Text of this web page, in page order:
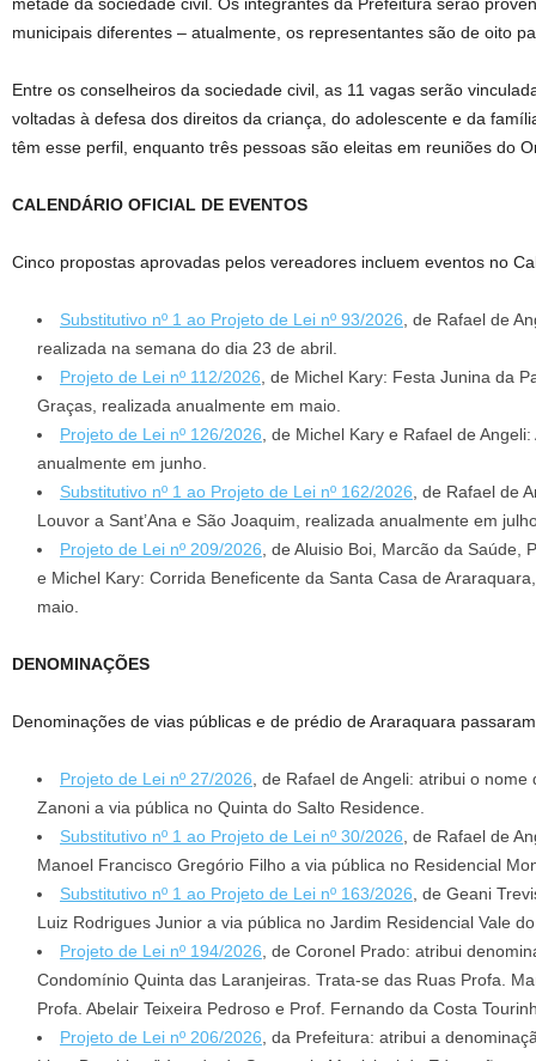
municipais diferentes – atualmente, os representantes são de oito
Entre os conselheiros da sociedade civil, as 11 vagas serão
voltadas à defesa dos direitos da criança, do adolescente e da
têm esse perfil, enquanto três pessoas são eleitas em reuniões do
CALENDÁRIO OFICIAL DE EVENTOS
Cinco propostas aprovadas pelos vereadores incluem eventos no
Substitutivo nº 1 ao Projeto de Lei nº 93/2026 , de Rafael de
realizada na semana do dia 23 de abril.
Projeto de Lei nº 112/2026 , de Michel Kary: Festa Junina da
Graças, realizada anualmente em maio.
Projeto de Lei nº 126/2026 , de Michel Kary e Rafael de
anualmente em junho.
Substitutivo nº 1 ao Projeto de Lei nº 162/2026 , de Rafael de
Louvor a Sant’Ana e São Joaquim, realizada anualmente em
Projeto de Lei nº 209/2026 , de Aluisio Boi, Marcão da
e Michel Kary: Corrida Beneficente da Santa Casa de
maio.
DENOMINAÇÕES
Denominações de vias públicas e de prédio de Araraquara
Projeto de Lei nº 27/2026 , de Rafael de Angeli: atribui o
Zanoni a via pública no Quinta do Salto Residence.
Substitutivo nº 1 ao Projeto de Lei nº 30/2026 , de Rafael de
Manoel Francisco Gregório Filho a via pública no Residencial
Substitutivo nº 1 ao Projeto de Lei nº 163/2026 , de Geani
Luiz Rodrigues Junior a via pública no Jardim Residencial Vale
Projeto de Lei nº 194/2026 , de Coronel Prado: atribui
Condomínio Quinta das Laranjeiras. Trata-se das Ruas Profa.
Profa. Abelair Teixeira Pedroso e Prof. Fernando da Costa
Projeto de Lei nº 206/2026 , da Prefeitura: atribui a